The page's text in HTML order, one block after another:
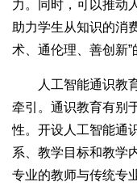
力。同时，可以推动
助力学生从知识的消
术、通伦理、善创新”
人工智能通识教育
牵引。通识教育有别
性。开设人工智能通
系、教学目标和教学
专业的教师与传统专